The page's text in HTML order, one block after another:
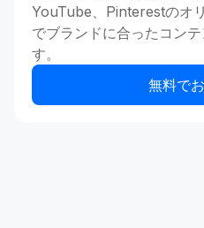
YouTube、Pinterestのオ
でブランドに合ったコン
す。
無料で